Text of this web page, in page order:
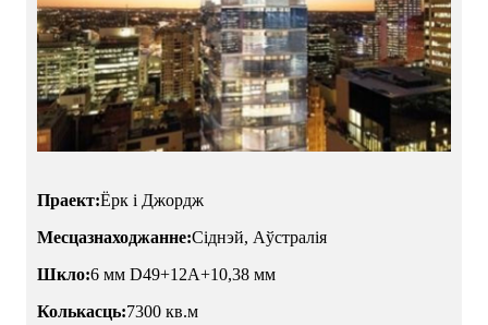
Праект:Ёрк і Джордж
Месцазнаходжанне:Сіднэй, Аўстралія
Шкло:6 мм D49+12A+10,38 мм
Колькасць:7300 кв.м